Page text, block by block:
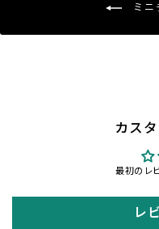
ミニ
カス
最初のレ
レ